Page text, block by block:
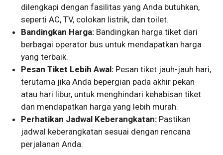
dilengkapi dengan fasilitas yang Anda butuhkan,
seperti AC, TV, colokan listrik, dan toilet.
Bandingkan Harga: Bandingkan harga tiket dari
berbagai operator bus untuk mendapatkan harga
yang terbaik.
Pesan Tiket Lebih Awal: Pesan tiket jauh-jauh hari,
terutama jika Anda bepergian pada akhir pekan
atau hari libur, untuk menghindari kehabisan tiket
dan mendapatkan harga yang lebih murah.
Perhatikan Jadwal Keberangkatan: Pastikan
jadwal keberangkatan sesuai dengan rencana
perjalanan Anda.